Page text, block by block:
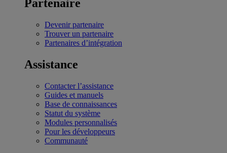
Partenaire
Devenir partenaire
Trouver un partenaire
Partenaires d’intégration
Assistance
Contacter l’assistance
Guides et manuels
Base de connaissances
Statut du système
Modules personnalisés
Pour les développeurs
Communauté